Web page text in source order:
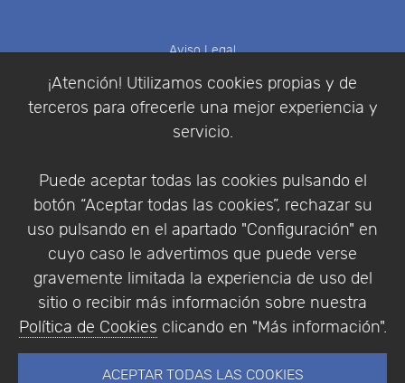
¡Atención! Utilizamos cookies propias y de
terceros para ofrecerle una mejor experiencia y
servicio.
Puede aceptar todas las cookies pulsando el
botón “Aceptar todas las cookies”, rechazar su
uso pulsando en el apartado "Configuración" en
cuyo caso le advertimos que puede verse
gravemente limitada la experiencia de uso del
sitio o recibir más información sobre nuestra
Política de Cookies clicando en "Más información".
ACEPTAR TODAS LAS COOKIES
Aviso Legal
Política de Privacidad
Condiciones de compra
Identificarse
Empresa|Aviso Legal| Política de Privacidad |
Política de Cookies
© Copyright 1994 - 2026. Addlink Software
Científico, S.L.